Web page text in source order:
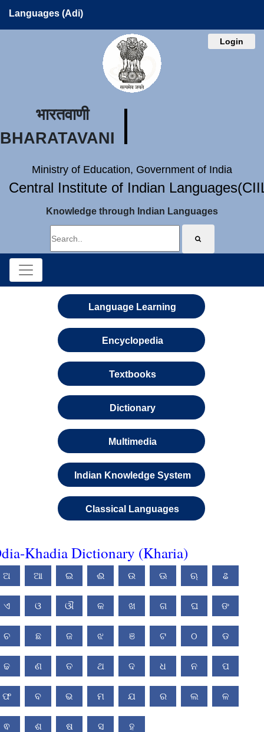
Languages (Adi)
Login
भारतवाणी
BHARATAVANI
Ministry of Education, Government of India
Central Institute of Indian
Knowledge through Indian Languages
Language Learning
Encyclopedia
Textbooks
Dictionary
Multimedia
Indian Knowledge System
Classical Languages
Khadia Dictionary (Kharia)
ଅ ଆ ଇ ଈ ଉ ଊ ଋ ଌ
ଏ ଓ ଔ କ ଖ ଗ ଘ ଙ
ଚ ଛ ଜ ଝ ଞ ଟ ଠ ଡ
ଢ ଣ ତ ଥ ଦ ଧ ନ ପ
ଫ ବ ଭ ମ ଯ ର ଲ ଳ
ଵ ଶ ଷ ସ ହ